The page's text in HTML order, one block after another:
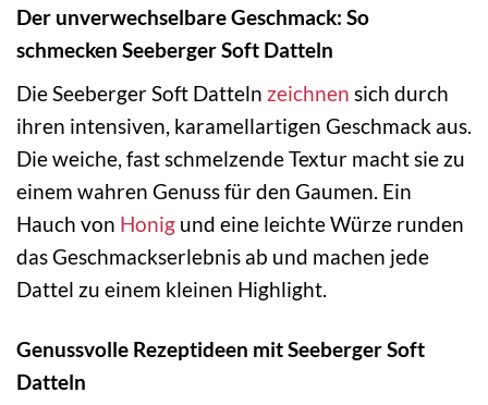
Der unverwechselbare Geschmack: So
schmecken Seeberger Soft Datteln
Die Seeberger Soft Datteln zeichnen sich durch
ihren intensiven, karamellartigen Geschmack aus.
Die weiche, fast schmelzende Textur macht sie zu
einem wahren Genuss für den Gaumen. Ein
Hauch von Honig und eine leichte Würze runden
das Geschmackserlebnis ab und machen jede
Dattel zu einem kleinen Highlight.
Genussvolle Rezeptideen mit Seeberger Soft
Datteln